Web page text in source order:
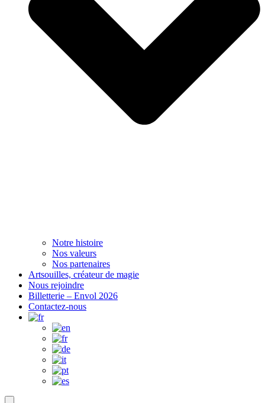
Notre histoire
Nos valeurs
Nos partenaires
Artsouilles, créateur de magie
Nous rejoindre
Billetterie – Envol 2026
Contactez-nous